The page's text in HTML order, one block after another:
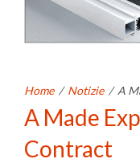
Home / Notizie / A
A Made
Contract